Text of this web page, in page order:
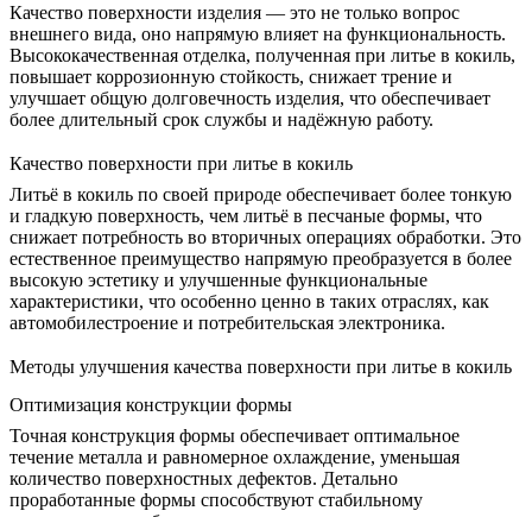
Качество поверхности изделия — это не только вопрос
внешнего вида, оно напрямую влияет на функциональность.
Высококачественная отделка, полученная при литье в кокиль,
повышает коррозионную стойкость, снижает трение и
улучшает общую долговечность изделия, что обеспечивает
более длительный срок службы и надёжную работу.
Качество поверхности при литье в кокиль
Литьё в кокиль по своей природе обеспечивает более тонкую
и гладкую поверхность, чем литьё в песчаные формы, что
снижает потребность во вторичных операциях обработки. Это
естественное преимущество напрямую преобразуется в более
высокую эстетику и улучшенные функциональные
характеристики, что особенно ценно в таких отраслях, как
автомобилестроение и потребительская электроника.
Методы улучшения качества поверхности при литье в кокиль
Оптимизация конструкции формы
Точная конструкция формы обеспечивает оптимальное
течение металла и равномерное охлаждение, уменьшая
количество поверхностных дефектов. Детально
проработанные формы способствуют стабильному